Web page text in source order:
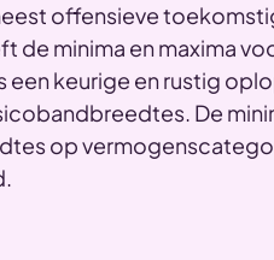
offensieve
de minima en maxima
keurige en rustig
De
op